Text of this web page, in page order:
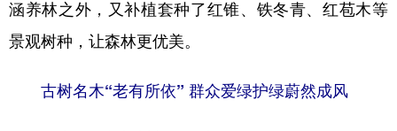
涵养林之外，又补植套种了红锥、铁冬青、红苞木等
景观树种，让森林更优美。
古树名木“老有所依” 群众爱绿护绿蔚然成风